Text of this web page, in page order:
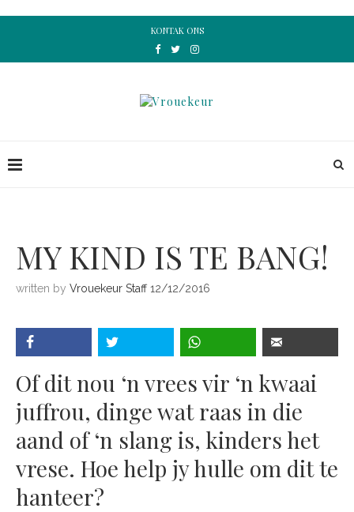
KONTAK ONS
MY KIND IS TE BANG!
written by Vrouekeur Staff 12/12/2016
Of dit nou ‘n vrees vir ‘n kwaai
juffrou, dinge wat raas in die
aand of ‘n slang is, kinders het
vrese. Hoe help jy hulle om dit te
hanteer?